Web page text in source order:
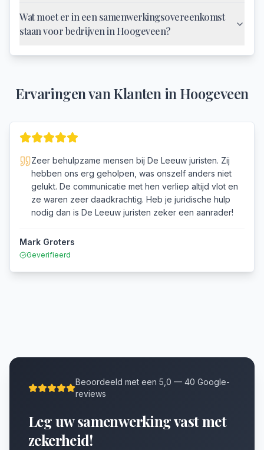
Wat moet er in een samenwerkingsovereenkomst
staan voor bedrijven in Hoogeveen?
Ervaringen van Klanten in Hoogeveen
Zeer behulpzame mensen bij De Leeuw juristen. Zij
hebben ons erg geholpen, was onszelf anders niet
gelukt. De communicatie met hen verliep altijd vlot en
ze waren zeer daadkrachtig. Heb je juridische hulp
nodig dan is De Leeuw juristen zeker een aanrader!
Mark Groters
Geverifieerd
Beoordeeld met een 5,0 — 40 Google-
reviews
Leg uw samenwerking vast met
zekerheid!